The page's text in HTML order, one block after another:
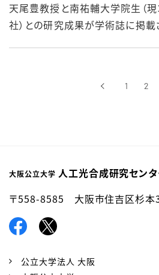
天尾豊教授と南祐輔大学院生（
社）との研究成果が学術誌に掲載
‹前へ 1 2
大阪公立大学 人工光合成研究セン
〒558-8585 大阪市住吉区杉本
公立大学法人 大阪